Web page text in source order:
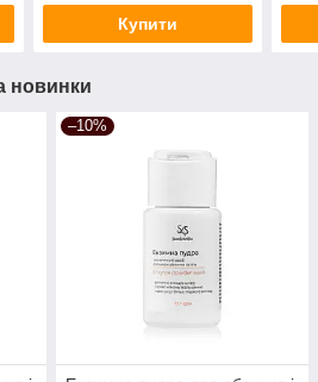
Купити
новинки
–10%